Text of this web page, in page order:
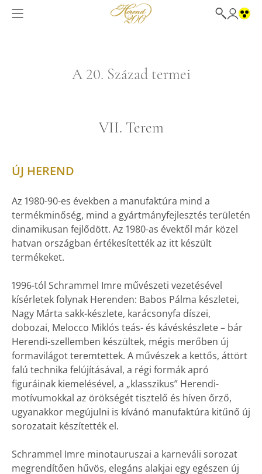
A 20. Század termei
VII. Terem
ÚJ HEREND
Az 1980-90-es években a manufaktúra mind a
termékminőség, mind a gyártmányfejlesztés területén
dinamikusan fejlődött. Az 1980-as évektől már közel
hatvan országban értékesítették az itt készült
termékeket.
1996-tól Schrammel Imre művészeti vezetésével
kísérletek folynak Herenden: Babos Pálma készletei,
Nagy Márta sakk-készlete, karácsonyfa díszei,
dobozai, Melocco Miklós teás- és kávéskészlete – bár
Herendi-szellemben készültek, mégis merőben új
formavilágot teremtettek. A művészek a kettős, áttört
falú technika felújításával, a régi formák apró
figuráinak kiemelésével, a „klasszikus” Herendi-
motívumokkal az örökségét tisztelő és híven őrző,
ugyanakkor megújulni is kívánó manufaktúra kitűnő új
sorozatait készítették el.
Schrammel Imre minotauruszai a karneváli sorozat
megrendítően hűvös, elegáns alakjai egy egészen új